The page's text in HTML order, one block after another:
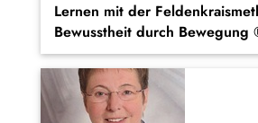
Lernen mit der
Bewusstheit durch Bewegung